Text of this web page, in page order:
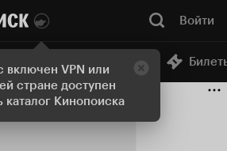
включен VPN или
стране доступен
каталог Кинопоиска
Войти
Онлайн-кинотеатр